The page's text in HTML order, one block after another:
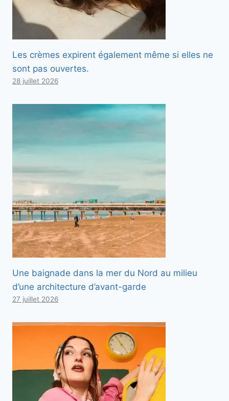
Les crèmes expirent également même si elles ne
sont pas ouvertes.
28 juillet 2026
Une baignade dans la mer du Nord au milieu
d’une architecture d’avant-garde
27 juillet 2026